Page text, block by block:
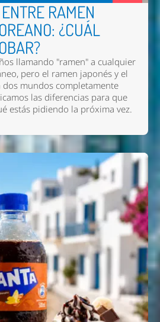
RAMEN
¿CUÁL
llamando "ramen" a cualquier
pero el ramen japonés y el
mundos completamente
las diferencias para que
estás pidiendo la próxima vez.